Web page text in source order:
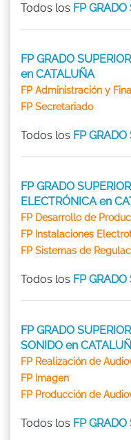
Todos los FP GRADO
FP GRADO
en CATALUÑA
FP Administración y
FP Secretariado
Todos los FP GRADO
FP GRADO
ELECTRÓNICA en
FP Desarrollo de
FP Instalaciones
FP Sistemas de
Todos los FP GRADO
FP GRADO
SONIDO en
FP Realización de
FP Imagen
FP Producción de
Todos los FP GRADO